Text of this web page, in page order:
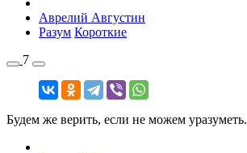
Аврелий Августин
Разум Короткие
7
Будем же верить, если не можем уразуметь.